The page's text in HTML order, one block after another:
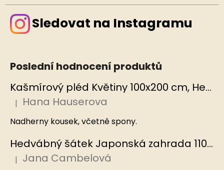
Sledovat na Instagramu
Poslední hodnocení produktů
Kašmírový pléd Květiny 100x200 cm, Hedvábný svět
Hodnocení produktu je 5 z 5 hvězdiček.
| Hana Hauserova
Nadherny kousek, včetně spony.
Hedvábný šátek Japonská zahrada 110x110 cm v dárkovém balení, HEDVÁBNÝ SVĚT
Hodnocení produktu je 5 z 5 hvězdiček.
| Jana Cambelová